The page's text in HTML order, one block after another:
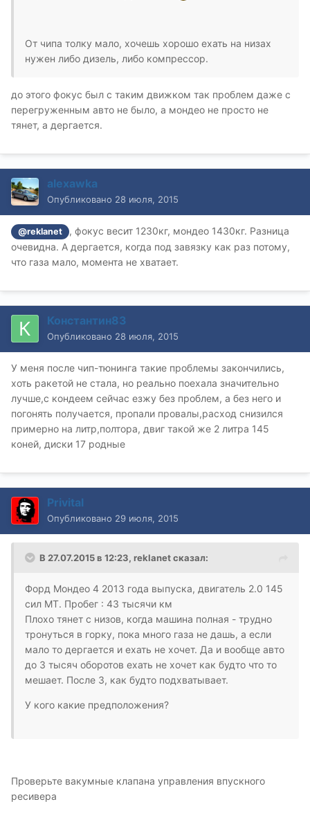
От чипа толку мало, хочешь хорошо ехать на низах
нужен либо дизель, либо компрессор.
до этого фокус был с таким движком так проблем даже с
перегруженным авто не было, а мондео не просто не
тянет, а дергается.
alexawka
Опубликовано 28 июля, 2015
@reklanet
, фокус весит 1230кг, мондео 1430кг. Разница
очевидна. А дергается, когда под завязку как раз потому,
что газа мало, момента не хватает.
Константин83
Опубликовано 28 июля, 2015
У меня после чип-тюнинга такие проблемы закончились,
хоть ракетой не стала, но реально поехала значительно
лучше,с кондеем сейчас езжу без проблем, а без него и
погонять получается, пропали провалы,расход снизился
примерно на литр,полтора, двиг такой же 2 литра 145
коней, диски 17 родные
Privital
Опубликовано 29 июля, 2015
В 27.07.2015 в 12:23, reklanet сказал:
Форд Мондео 4 2013 года выпуска, двигатель 2.0 145
сил MT. Пробег : 43 тысячи км
Плохо тянет с низов, когда машина полная - трудно
тронуться в горку, пока много газа не дашь, а если
мало то дергается и ехать не хочет. Да и вообще авто
до 3 тысяч оборотов ехать не хочет как будто что то
мешает. После 3, как будто подхватывает.
У кого какие предположения?
Проверьте вакумные клапана управления впускного
ресивера